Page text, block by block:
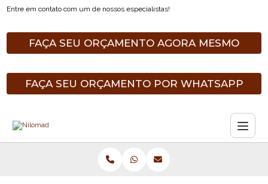
Entre em contato com um de nossos especialistas!
FAÇA SEU ORÇAMENTO AGORA MESMO
FAÇA SEU ORÇAMENTO POR WHATSAPP